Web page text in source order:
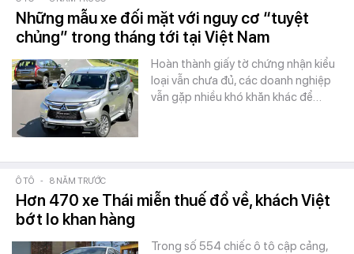
Những mẫu xe đối mặt với nguy cơ “tuyệt
chủng” trong tháng tới tại Việt Nam
Hoàn thành giấy tờ chứng nhận kiểu
loại vẫn chưa đủ, các doanh nghiệp
vẫn gặp nhiều khó khăn khác để…
Ô TÔ - 8 NĂM TRƯỚC
Hơn 470 xe Thái miễn thuế đổ về, khách Việt
bớt lo khan hàng
Trong số 554 chiếc ô tô cập cảng,